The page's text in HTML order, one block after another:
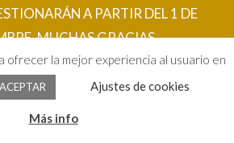
A PARTIR DEL 1 DE
MUCHAS GRACIAS
ACEPTAR
ofrecer la mejor experiencia al usuario en
ACEPTAR Ajustes de cookies
Más info